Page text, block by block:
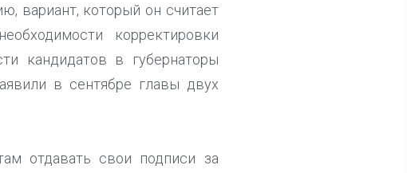
вариант, который он считает
корректировки
кандидатов в губернаторы
в сентябре главы двух
отдавать свои подписи за